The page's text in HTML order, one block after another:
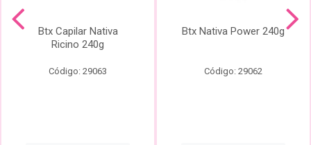
Btx Capilar Nativa
Ricino 240g
Código: 29063
Btx Nativa Power 240g
Código: 29062